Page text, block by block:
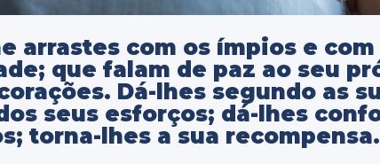
arrastes com os ímpios e
que falam de paz ao seu
Dá-lhes segundo as
seus esforços; dá-lhes
torna-lhes a sua